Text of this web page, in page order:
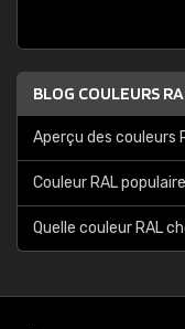
BLOG COULEURS
Aperçu des couleurs
Couleur RAL
Quelle couleur RAL